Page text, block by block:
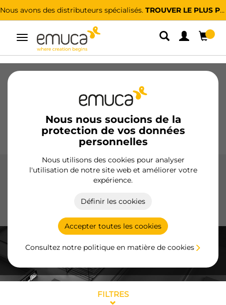
Nous avons des distributeurs spécialisés. TROUVER LE PLUS PROCHE
Alterner
navigation
Nous nous soucions de la
protection de vos données
personnelles
Nous utilisons des cookies pour analyser
l'utilisation de notre site web et améliorer votre
expérience.
Définir les cookies
Accepter toutes les cookies
Consultez notre politique en matière de cookies
Charnières
Cuisine Montage
Poignées Pieds Présentoirs
Armoires
vis et écrous, conçus pour garantir une fixation sûre et
FILTRES